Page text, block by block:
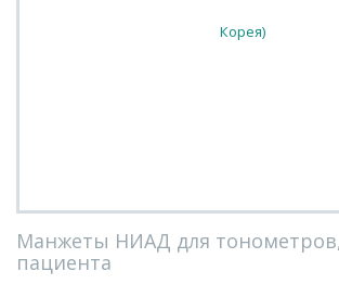
Манжеты НИАД для
пациента